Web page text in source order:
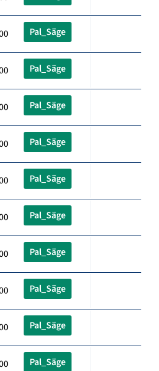
Pal_Säge
Pal_Säge
Pal_Säge
Pal_Säge
Pal_Säge
Pal_Säge
Pal_Säge
Pal_Säge
Pal_Säge
Pal_Säge